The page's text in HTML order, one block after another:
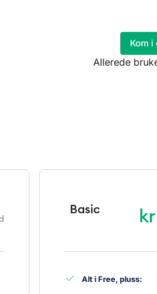
Kom i
Allerede
Basic kr
Alt i Free, pluss: